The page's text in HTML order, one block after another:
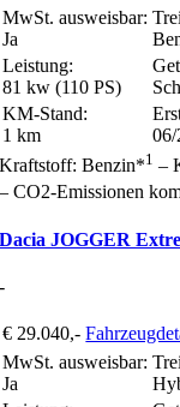
MwSt. ausweisbar:
Ja
Leistung:
81 kw (110 PS)
KM-Stand:
1 km
Kraftstoff: Benzin*1 –
– CO2-Emissionen
Dacia JOGGER
-
€ 29.040,-
MwSt. ausweisbar:
Ja